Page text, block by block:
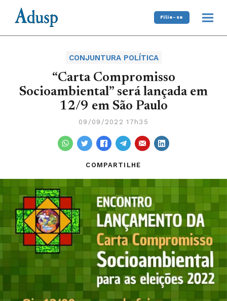
Filie-se
CONJUNTURA POLÍTICA
“Carta Compromisso
Socioambiental” será lançada em
12/9 em São Paulo
09/09/2022 17h35
COMPARTILHE